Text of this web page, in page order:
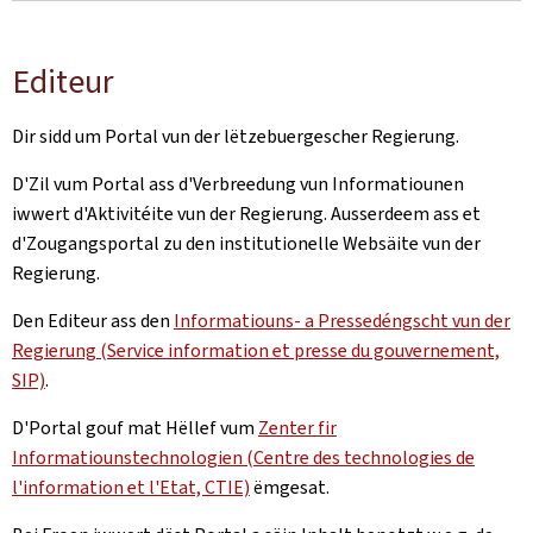
Editeur
Dir sidd um Portal vun der lëtzebuergescher Regierung.
D'Zil vum Portal ass d'Verbreedung vun Informatiounen
iwwert d'Aktivitéite vun der Regierung. Ausserdeem ass et
d'Zougangsportal zu den institutionelle Websäite vun der
Regierung.
Den Editeur ass den Informatiouns- a Pressedéngscht vun der
Regierung (Service information et presse du gouvernement,
SIP).
D'Portal gouf mat Hëllef vum Zenter fir
Informatiounstechnologien (Centre des technologies de
l'information et l'Etat, CTIE)ëmgesat.